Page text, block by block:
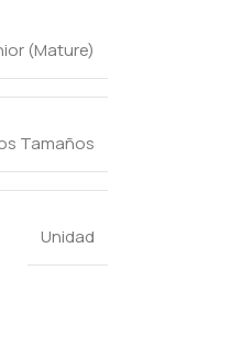
(Mature)
Tamaños
Unidad